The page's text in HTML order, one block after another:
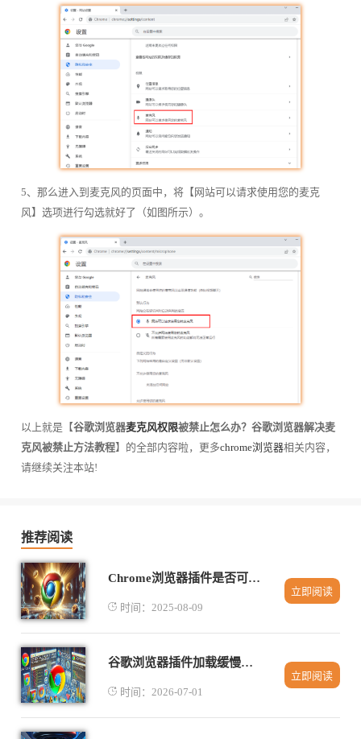
5、那么进入到麦克风的页面中，将【网站可以请求使用您的麦克
风】选项进行勾选就好了（如图所示）。
以上就是【谷歌浏览器麦克风权限被禁止怎么办？谷歌浏览器解决麦
克风被禁止方法教程】的全部内容啦，更多chrome浏览器相关内容，
请继续关注本站!
推荐阅读
Chrome浏览器插件是否可读取页面当前网络状态
时间：2025-08-09
立即阅读
谷歌浏览器插件加载缓慢原因及优化方法总结
时间：2026-07-01
立即阅读